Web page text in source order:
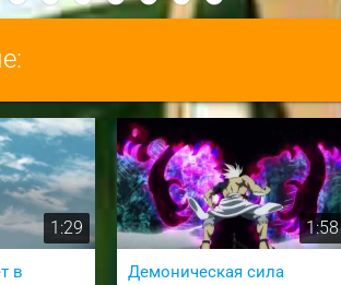
1:29
в
1:58
Демоническая сила